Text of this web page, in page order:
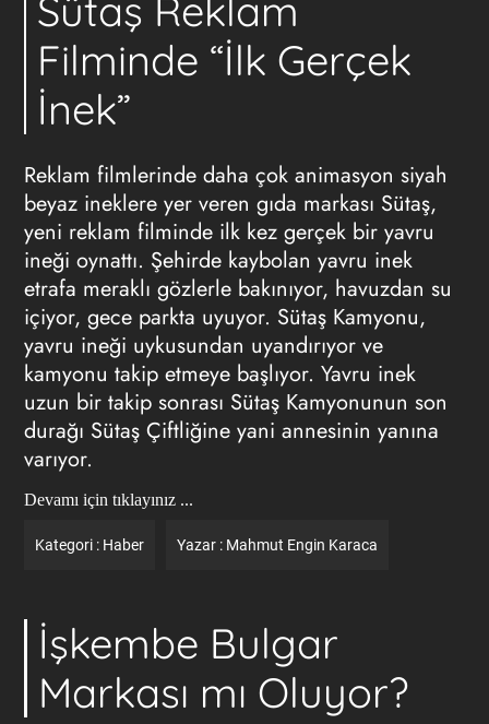
Sütaş Reklam
Filminde “İlk Gerçek
İnek”
Reklam filmlerinde daha çok animasyon siyah
beyaz ineklere yer veren gıda markası Sütaş,
yeni reklam filminde ilk kez gerçek bir yavru
ineği oynattı. Şehirde kaybolan yavru inek
etrafa meraklı gözlerle bakınıyor, havuzdan su
içiyor, gece parkta uyuyor. Sütaş Kamyonu,
yavru ineği uykusundan uyandırıyor ve
kamyonu takip etmeye başlıyor. Yavru inek
uzun bir takip sonrası Sütaş Kamyonunun son
durağı Sütaş Çiftliğine yani annesinin yanına
varıyor.
Devamı için tıklayınız ...
Kategori : Haber Yazar : Mahmut Engin Karaca
İşkembe Bulgar
Markası mı Oluyor?